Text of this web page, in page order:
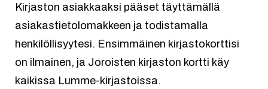
Kirjaston asiakkaaksi pääset täyttämällä
asiakastietolomakkeen ja todistamalla
henkilöllisyytesi. Ensimmäinen kirjastokorttisi
on ilmainen, ja Joroisten kirjaston kortti käy
kaikissa Lumme-kirjastoissa.